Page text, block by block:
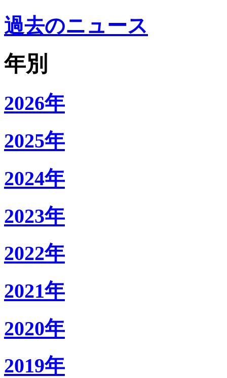
過去のニュース
年別
2026年
2025年
2024年
2023年
2022年
2021年
2020年
2019年